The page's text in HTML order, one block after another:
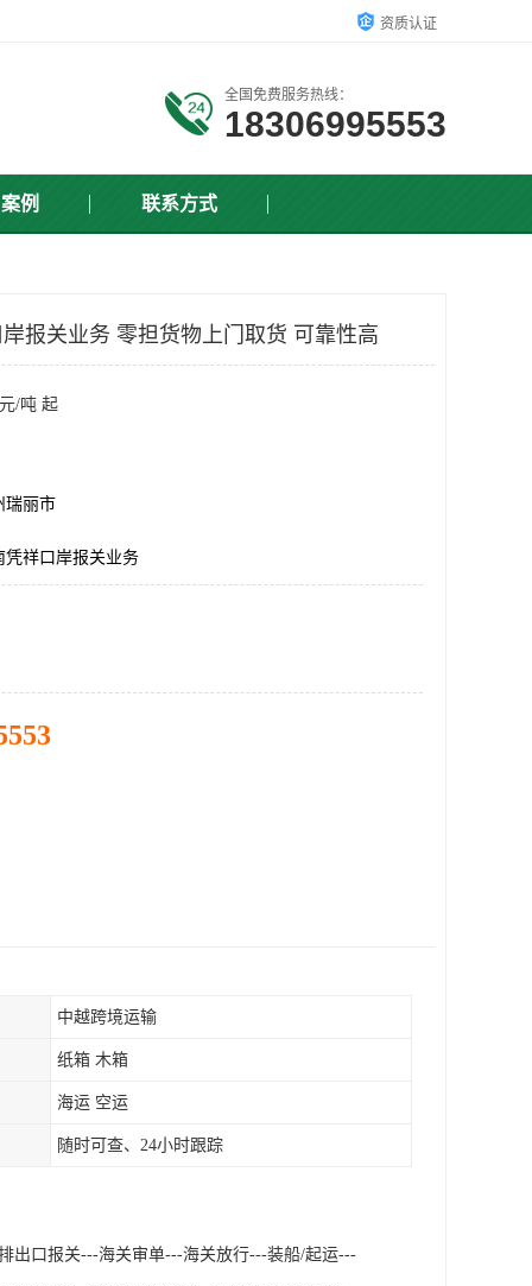
资质认证
全国免费服务热线：
18306995553
例 联系方式
报关业务 零担货物上门取货 可靠性高
/吨 起
瑞丽市
凭祥口岸报关业务
中越跨境运输
纸箱 木箱
海运 空运
随时可查、24小时跟踪
出口报关---海关审单---海关放行---装船/起运---